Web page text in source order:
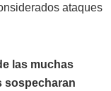
ataques
las muchas
sospecharan